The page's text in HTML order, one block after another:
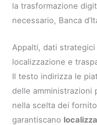
la trasformazione
necessario, Banca
Appalti, dati
localizzazione e
Il testo indirizza le
delle amministrazioni
nella scelta dei
garantiscano